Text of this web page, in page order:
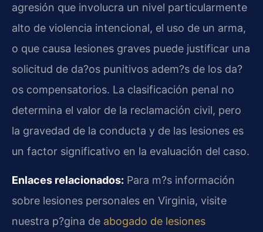
agresión que involucra un nivel particularmente
alto de violencia intencional, el uso de un arma,
o que causa lesiones graves puede justificar una
solicitud de da?os punitivos adem?s de los da?
os compensatorios. La clasificación penal no
determina el valor de la reclamación civil, pero
la gravedad de la conducta y de las lesiones es
un factor significativo en la evaluación del caso.
Enlaces relacionados: Para m?s información
sobre lesiones personales en Virginia, visite
nuestra p?gina de abogado de lesiones